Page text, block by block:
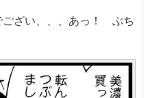
ござい、、、あっ！ ぶち